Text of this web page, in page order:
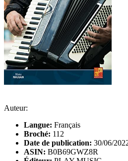
Auteur:
Langue: Français
Broché: 112
Date de publication: 30/06/
ASIN: B0B69GWZ8R